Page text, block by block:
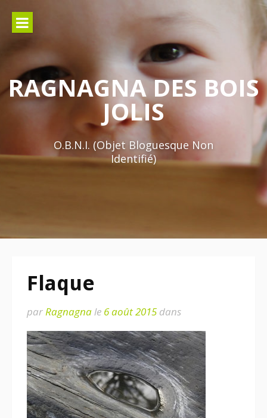
contenu
RAGNAGNA DES BOIS
JOLIS
O.B.N.I. (Objet Bloguesque Non
Identifié)
Flaque
parRagnagnale 6 août 2015 dans